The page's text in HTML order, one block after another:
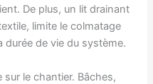
De plus, un lit drainant
limite le colmatage
durée de vie du système.
le chantier. Bâches,